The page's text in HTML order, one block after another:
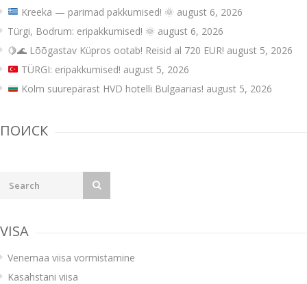
Kreeka — parimad pakkumised! 🌞 august 6, 2026
Türgi, Bodrum: eripakkumised! 🌞 august 6, 2026
🍋🌊 Lõõgastav Küpros ootab! Reisid al 720 EUR! august 5, 2026
TÜRGI: eripakkumised! august 5, 2026
Kolm suurepärast HVD hotelli Bulgaarias! august 5, 2026
ПОИСК
VISA
Venemaa viisa vormistamine
Kasahstani viisa